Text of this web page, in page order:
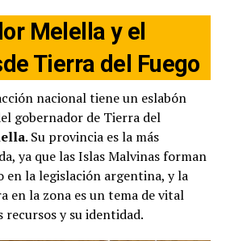
Melella y el
Tierra del Fuego
nacional tiene un eslabón
gobernador de Tierra del
. Su provincia es la más
ya que las Islas Malvinas forman
la legislación argentina, y la
en la zona es un tema de vital
y su identidad.